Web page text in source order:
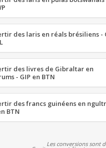
des laris en réals brésiliens -
des livres de Gibraltar en
- GIP en BTN
des francs guinéens en
BTN
Les conversions sont